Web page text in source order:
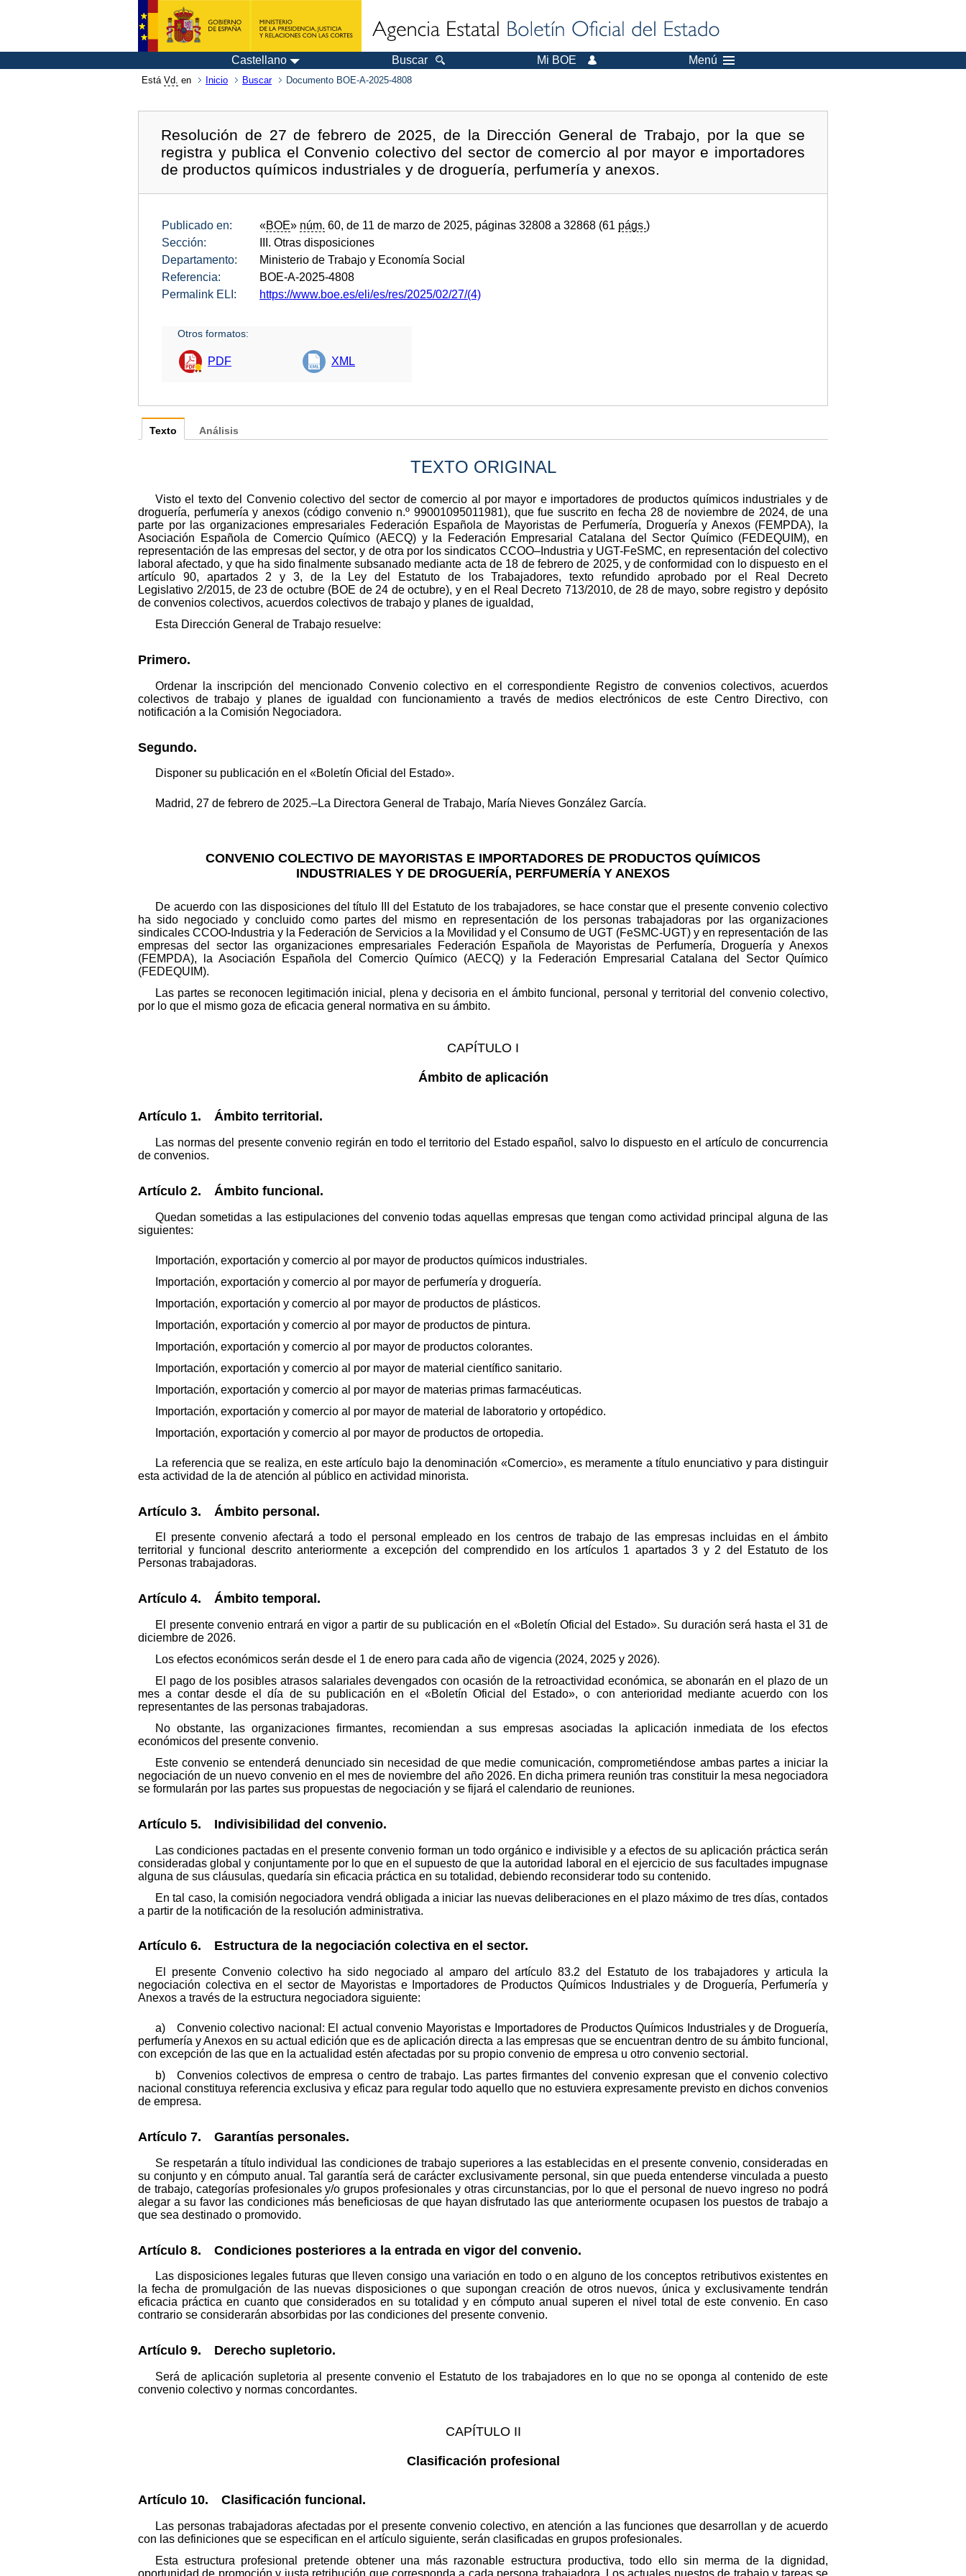
Castellano Buscar Mi BOE Menú
Está Vd. en Inicio Buscar Documento BOE-A-2025-4808
Resolución de 27 de febrero de 2025, de la Dirección General de Trabajo, por la que se
registra y publica el Convenio colectivo del sector de comercio al por mayor e importadores
de productos químicos industriales y de droguería, perfumería y anexos.
Publicado en: «BOE» núm. 60, de 11 de marzo de 2025, páginas 32808 a 32868 (61 págs.)
Sección:
III. Otras disposiciones
Departamento:
Ministerio de Trabajo y Economía Social
Referencia:
BOE-A-2025-4808
Permalink ELI:
https://www.boe.es/eli/es/res/2025/02/27/(4)
Otros formatos:
PDF XML
Texto
TEXTO ORIGINAL
Visto el texto del Convenio colectivo del sector de comercio al por mayor e importadores de productos químicos industriales y de
droguería, perfumería y anexos (código convenio n.º 99001095011981), que fue suscrito en fecha 28 de noviembre de 2024, de una
parte por las organizaciones empresariales Federación Española de Mayoristas de Perfumería, Droguería y Anexos (FEMPDA), la
Asociación Española de Comercio Químico (AECQ) y la Federación Empresarial Catalana del Sector Químico (FEDEQUIM), en
representación de las empresas del sector, y de otra por los sindicatos CCOO–Industria y UGT-FeSMC, en representación del colectivo
laboral afectado, y que ha sido finalmente subsanado mediante acta de 18 de febrero de 2025, y de conformidad con lo dispuesto en el
artículo 90, apartados 2 y 3, de la Ley del Estatuto de los Trabajadores, texto refundido aprobado por el Real Decreto
Legislativo 2/2015, de 23 de octubre (BOE de 24 de octubre), y en el Real Decreto 713/2010, de 28 de mayo, sobre registro y depósito
de convenios colectivos, acuerdos colectivos de trabajo y planes de igualdad,
Esta Dirección General de Trabajo resuelve:
Primero.
Ordenar la inscripción del mencionado Convenio colectivo en el correspondiente Registro de convenios colectivos, acuerdos
colectivos de trabajo y planes de igualdad con funcionamiento a través de medios electrónicos de este Centro Directivo, con
notificación a la Comisión Negociadora.
Segundo.
Disponer su publicación en el «Boletín Oficial del Estado».
Madrid, 27 de febrero de 2025.–La Directora General de Trabajo, María Nieves González García.
CONVENIO COLECTIVO DE MAYORISTAS E IMPORTADORES DE PRODUCTOS QUÍMICOS
INDUSTRIALES Y DE DROGUERÍA, PERFUMERÍA Y ANEXOS
De acuerdo con las disposiciones del título III del Estatuto de los trabajadores, se hace constar que el presente convenio colectivo
ha sido negociado y concluido como partes del mismo en representación de los personas trabajadoras por las organizaciones
sindicales CCOO-Industria y la Federación de Servicios a la Movilidad y el Consumo de UGT (FeSMC-UGT) y en representación de las
empresas del sector las organizaciones empresariales Federación Española de Mayoristas de Perfumería, Droguería y Anexos
(FEMPDA), la Asociación Española del Comercio Químico (AECQ) y la Federación Empresarial Catalana del Sector Químico
(FEDEQUIM).
Las partes se reconocen legitimación inicial, plena y decisoria en el ámbito funcional, personal y territorial del convenio colectivo,
por lo que el mismo goza de eficacia general normativa en su ámbito.
CAPÍTULO I
Ámbito de aplicación
Artículo 1. Ámbito territorial.
Las normas del presente convenio regirán en todo el territorio del Estado español, salvo lo dispuesto en el artículo de concurrencia
de convenios.
Artículo 2. Ámbito funcional.
Quedan sometidas a las estipulaciones del convenio todas aquellas empresas que tengan como actividad principal alguna de las
siguientes:
Importación, exportación y comercio al por mayor de productos químicos industriales.
Importación, exportación y comercio al por mayor de perfumería y droguería.
Importación, exportación y comercio al por mayor de productos de plásticos.
Importación, exportación y comercio al por mayor de productos de pintura.
Importación, exportación y comercio al por mayor de productos colorantes.
Importación, exportación y comercio al por mayor de material científico sanitario.
Importación, exportación y comercio al por mayor de materias primas farmacéuticas.
Importación, exportación y comercio al por mayor de material de laboratorio y ortopédico.
Importación, exportación y comercio al por mayor de productos de ortopedia.
La referencia que se realiza, en este artículo bajo la denominación «Comercio», es meramente a título enunciativo y para distinguir
esta actividad de la de atención al público en actividad minorista.
Artículo 3. Ámbito personal.
El presente convenio afectará a todo el personal empleado en los centros de trabajo de las empresas incluidas en el ámbito
territorial y funcional descrito anteriormente a excepción del comprendido en los artículos 1 apartados 3 y 2 del Estatuto de los
Personas trabajadoras.
Artículo 4. Ámbito temporal.
El presente convenio entrará en vigor a partir de su publicación en el «Boletín Oficial del Estado». Su duración será hasta el 31 de
diciembre de 2026.
Los efectos económicos serán desde el 1 de enero para cada año de vigencia (2024, 2025 y 2026).
El pago de los posibles atrasos salariales devengados con ocasión de la retroactividad económica, se abonarán en el plazo de un
mes a contar desde el día de su publicación en el «Boletín Oficial del Estado», o con anterioridad mediante acuerdo con los
representantes de las personas trabajadoras.
No obstante, las organizaciones firmantes, recomiendan a sus empresas asociadas la aplicación inmediata de los efectos
económicos del presente convenio.
Este convenio se entenderá denunciado sin necesidad de que medie comunicación, comprometiéndose ambas partes a iniciar la
negociación de un nuevo convenio en el mes de noviembre del año 2026. En dicha primera reunión tras constituir la mesa negociadora
se formularán por las partes sus propuestas de negociación y se fijará el calendario de reuniones.
Artículo 5. Indivisibilidad del convenio.
Las condiciones pactadas en el presente convenio forman un todo orgánico e indivisible y a efectos de su aplicación práctica serán
consideradas global y conjuntamente por lo que en el supuesto de que la autoridad laboral en el ejercicio de sus facultades impugnase
alguna de sus cláusulas, quedaría sin eficacia práctica en su totalidad, debiendo reconsiderar todo su contenido.
En tal caso, la comisión negociadora vendrá obligada a iniciar las nuevas deliberaciones en el plazo máximo de tres días, contados
a partir de la notificación de la resolución administrativa.
Artículo 6. Estructura de la negociación colectiva en el sector.
El presente Convenio colectivo ha sido negociado al amparo del artículo 83.2 del Estatuto de los trabajadores y articula la
negociación colectiva en el sector de Mayoristas e Importadores de Productos Químicos Industriales y de Droguería, Perfumería y
Anexos a través de la estructura negociadora siguiente:
a) Convenio colectivo nacional: El actual convenio Mayoristas e Importadores de Productos Químicos Industriales y de Droguería,
perfumería y Anexos en su actual edición que es de aplicación directa a las empresas que se encuentran dentro de su ámbito funcional,
con excepción de las que en la actualidad estén afectadas por su propio convenio de empresa u otro convenio sectorial.
b) Convenios colectivos de empresa o centro de trabajo. Las partes firmantes del convenio expresan que el convenio colectivo
nacional constituya referencia exclusiva y eficaz para regular todo aquello que no estuviera expresamente previsto en dichos convenios
de empresa.
Artículo 7. Garantías personales.
Se respetarán a título individual las condiciones de trabajo superiores a las establecidas en el presente convenio, consideradas en
su conjunto y en cómputo anual. Tal garantía será de carácter exclusivamente personal, sin que pueda entenderse vinculada a puesto
de trabajo, categorías profesionales y/o grupos profesionales y otras circunstancias, por lo que el personal de nuevo ingreso no podrá
alegar a su favor las condiciones más beneficiosas de que hayan disfrutado las que anteriormente ocupasen los puestos de trabajo a
que sea destinado o promovido.
Artículo 8. Condiciones posteriores a la entrada en vigor del convenio.
Las disposiciones legales futuras que lleven consigo una variación en todo o en alguno de los conceptos retributivos existentes en
la fecha de promulgación de las nuevas disposiciones o que supongan creación de otros nuevos, única y exclusivamente tendrán
eficacia práctica en cuanto que considerados en su totalidad y en cómputo anual superen el nivel total de este convenio. En caso
contrario se considerarán absorbidas por las condiciones del presente convenio.
Artículo 9. Derecho supletorio.
Será de aplicación supletoria al presente convenio el Estatuto de los trabajadores en lo que no se oponga al contenido de este
convenio colectivo y normas concordantes.
CAPÍTULO II
Clasificación profesional
Artículo 10. Clasificación funcional.
Las personas trabajadoras afectadas por el presente convenio colectivo, en atención a las funciones que desarrollan y de acuerdo
con las definiciones que se especifican en el artículo siguiente, serán clasificadas en grupos profesionales.
Esta estructura profesional pretende obtener una más razonable estructura productiva, todo ello sin merma de la dignidad,
oportunidad de promoción y justa retribución que corresponda a cada persona trabajadora. Los actuales puestos de trabajo y tareas se
Análisis